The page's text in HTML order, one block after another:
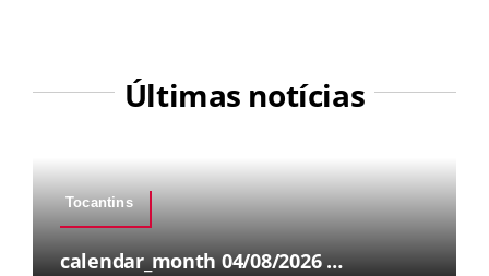
Últimas notícias
Tocantins
calendar_month 04/08/2026 …